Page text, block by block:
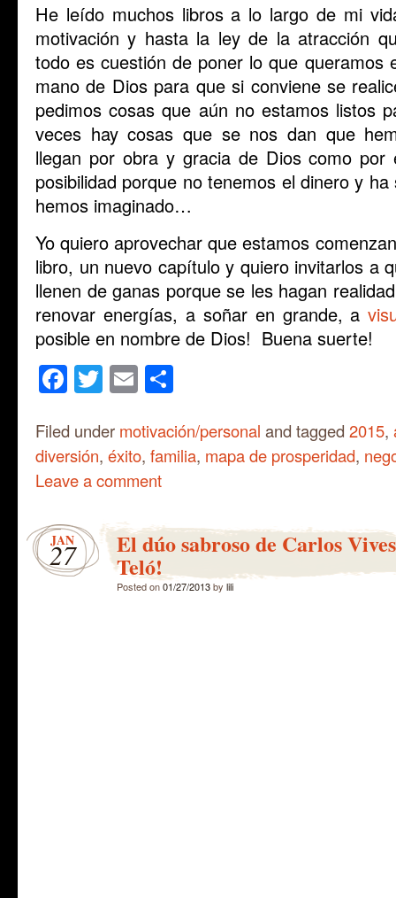
He leído muchos libros a lo largo de mi
motivación y hasta la ley de la atracción
todo es cuestión de poner lo que queramos
mano de Dios para que si conviene se
pedimos cosas que aún no estamos listos
veces hay cosas que se nos dan que
llegan por obra y gracia de Dios como por
posibilidad porque no tenemos el dinero y
hemos imaginado…
Yo quiero aprovechar que estamos
libro, un nuevo capítulo y quiero invitarlos a
llenen de ganas porque se les hagan
renovar energías, a soñar en grande, a
posible en nombre de Dios! Buena suerte!
Facebook
Twitter
Email
Filed under motivación/personal and tagged 2015,
diversión, éxito, familia, mapa de prosperidad,
Leave a comment
JAN
27 El dúo sabroso de Carlos
Teló!
Posted on01/27/2013by lili